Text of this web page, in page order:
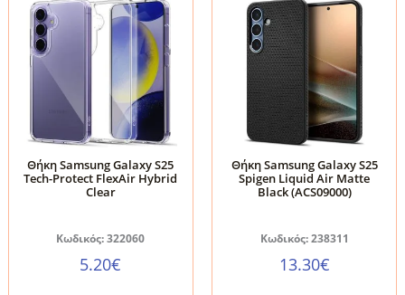
Ringke
Fusion
Bold
Black
ποσότητα
Tech-
Protect
FlexAir
Hybrid
MagSafe
Clear
ποσότητα
Θήκη Samsung Galaxy S25
Tech-Protect FlexAir Hybrid
Clear
Κωδικός: 322060
5.20€
Θήκη Samsung Galaxy S25
Spigen Liquid Air Matte
Black (ACS09000)
Κωδικός: 238311
13.30€